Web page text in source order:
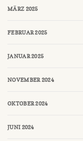
MÄRZ 2025
FEBRUAR 2025
JANUAR 2025
NOVEMBER 2024
OKTOBER 2024
JUNI 2024